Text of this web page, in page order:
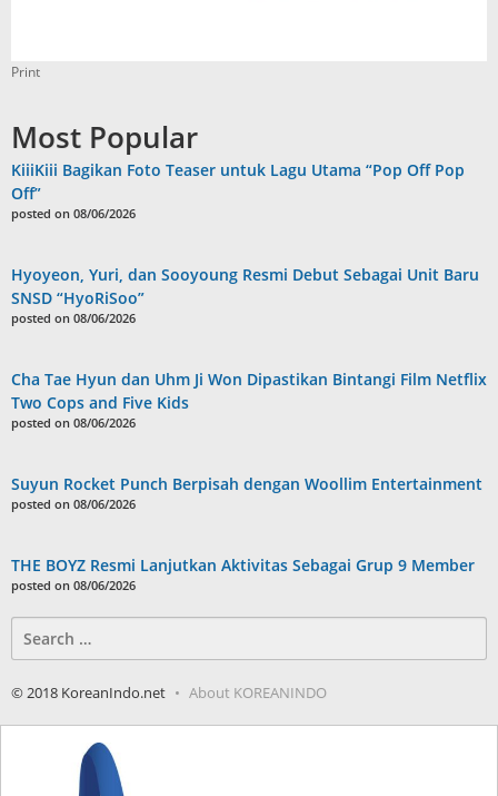
Print
Most Popular
KiiiKiii Bagikan Foto Teaser untuk Lagu Utama “Pop Off Pop
Off”
posted on 08/06/2026
Hyoyeon, Yuri, dan Sooyoung Resmi Debut Sebagai Unit Baru
SNSD “HyoRiSoo”
posted on 08/06/2026
Cha Tae Hyun dan Uhm Ji Won Dipastikan Bintangi Film Netflix
Two Cops and Five Kids
posted on 08/06/2026
Suyun Rocket Punch Berpisah dengan Woollim Entertainment
posted on 08/06/2026
THE BOYZ Resmi Lanjutkan Aktivitas Sebagai Grup 9 Member
posted on 08/06/2026
for:
© 2018 KoreanIndo.net About KOREANINDO